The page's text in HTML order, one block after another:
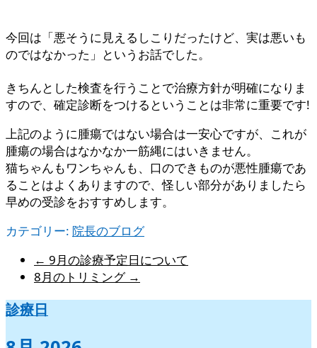
今回は「悪そうに見えるしこりだったけど、実は悪いも
のではなかった」というお話でした。
きちんとした検査を行うことで治療方針が明確になりま
すので、確定診断をつけるということは非常に重要です!
上記のように腫瘍ではない場合は一安心ですが、これが
腫瘍の場合はなかなか一筋縄にはいきません。
猫ちゃんもワンちゃんも、口のできものが悪性腫瘍であ
ることはよくありますので、怪しい部分がありましたら
早めの受診をおすすめします。
カテゴリー: 院長のブログ
← 9月の診療予定日について
8月のトリミング →
診療日